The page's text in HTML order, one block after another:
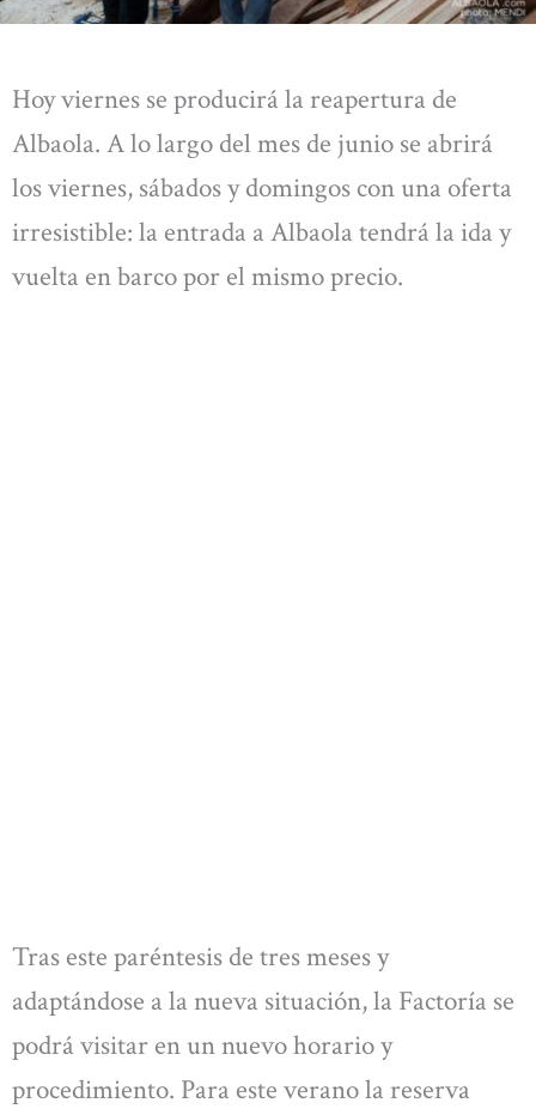
Hoy viernes se producirá la reapertura de
Albaola. A lo largo del mes de junio se abrirá
los viernes, sábados y domingos con una oferta
irresistible: la entrada a Albaola tendrá la ida y
vuelta en barco por el mismo precio.
Tras este paréntesis de tres meses y
adaptándose a la nueva situación, la Factoría se
podrá visitar en un nuevo horario y
procedimiento. Para este verano la reserva